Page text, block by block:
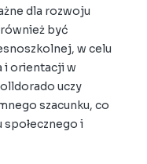
dla rozwoju
być
w celu
i orientacji w
uczy
szacunku, co
i